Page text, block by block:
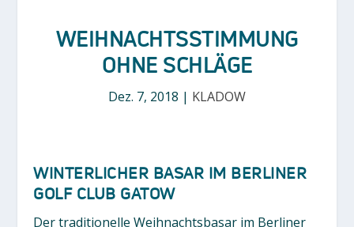
WEIHNACHTSSTIMMUNG
OHNE SCHLÄGE
Dez. 7, 2018 | KLADOW
WINTERLICHER BASAR IM BERLINER
GOLF CLUB GATOW
Der traditionelle Weihnachtsbasar im Berliner